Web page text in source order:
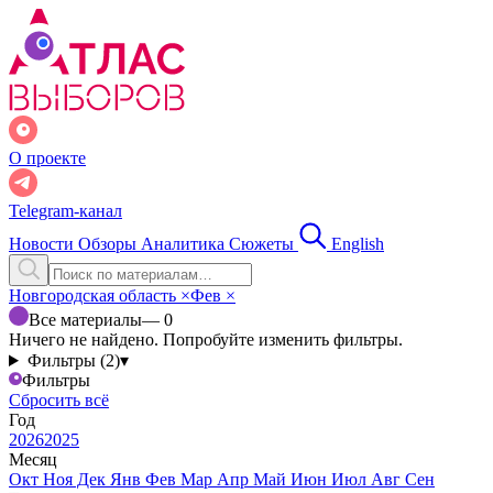
О проекте
Telegram-канал
Новости Обзоры Аналитика Сюжеты English
Новгородская область ×Фев ×
Все материалы— 0
Ничего не найдено. Попробуйте изменить фильтры.
Фильтры (2)▾
Фильтры
Сбросить всё
Год
20262025
Месяц
Окт Ноя Дек Янв Фев Мар Апр Май Июн Июл Авг Сен